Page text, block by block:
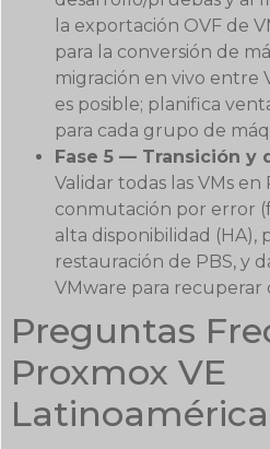
la exportación OVF de
para la conversión de
migración en vivo entre
es posible; planifica
para cada grupo de
Fase 5 — Transición y
Validar todas las VMs
conmutación por error
alta disponibilidad (HA),
restauración de PBS, y
VMware para recuperar
Preguntas
Proxmox VE
Latinoamérica